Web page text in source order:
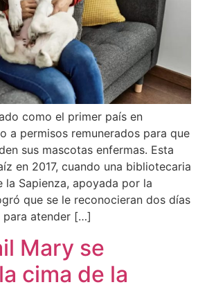
como el primer país en
a permisos remunerados para que
sus mascotas enfermas. Esta
en 2017, cuando una bibliotecaria
la Sapienza, apoyada por la
que se le reconocieran dos días
para atender […]
Mary se
cima de la